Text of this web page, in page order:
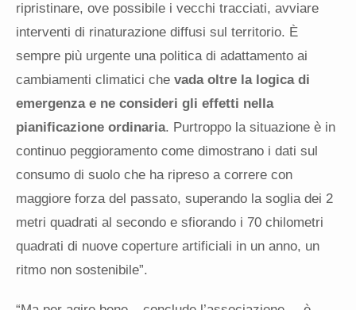
ripristinare, ove possibile i vecchi tracciati, avviare
interventi di rinaturazione diffusi sul territorio. È
sempre più urgente una politica di adattamento ai
cambiamenti climatici che vada oltre la logica di
emergenza e ne consideri gli effetti nella
pianificazione ordinaria. Purtroppo la situazione è in
continuo peggioramento come dimostrano i dati sul
consumo di suolo che ha ripreso a correre con
maggiore forza del passato, superando la soglia dei 2
metri quadrati al secondo e sfiorando i 70 chilometri
quadrati di nuove coperture artificiali in un anno, un
ritmo non sostenibile”.